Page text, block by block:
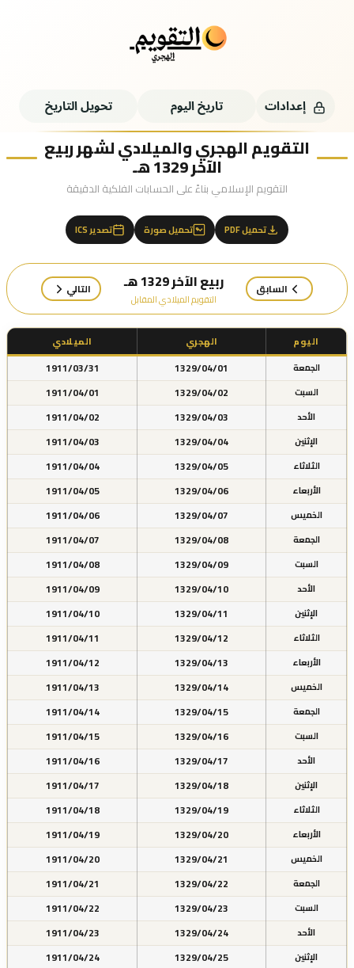
إعدادات تاريخ اليوم تحويل التاريخ
التقويم الهجري والميلادي لشهر ربيع
الآخر 1329 هـ
التقويم الإسلامي بناءً على الحسابات الفلكية الدقيقة
تحميل PDF تحميل صورة تصدير ICS
السابق ربيع الآخر 1329 هـ
التقويم الميلادي المقابل
التالي
اليوم الهجري
الميلادي
الجمعة
1329/04/01
1911/03/31
السبت 1329/04/02
1911/04/01
الأحد 1329/04/03
1911/04/02
الإثنين 1329/04/04
1911/04/03
الثلاثاء 1329/04/05
1911/04/04
الأربعاء 1329/04/06
1911/04/05
الخميس 1329/04/07
1911/04/06
الجمعة 1329/04/08
1911/04/07
السبت 1329/04/09
1911/04/08
الأحد 1329/04/10
1911/04/09
الإثنين 1329/04/11
1911/04/10
الثلاثاء 1329/04/12
1911/04/11
الأربعاء 1329/04/13
1911/04/12
الخميس 1329/04/14
1911/04/13
الجمعة 1329/04/15
1911/04/14
السبت 1329/04/16
1911/04/15
الأحد 1329/04/17
1911/04/16
الإثنين 1329/04/18
1911/04/17
الثلاثاء 1329/04/19
1911/04/18
الأربعاء 1329/04/20
1911/04/19
الخميس 1329/04/21
1911/04/20
الجمعة 1329/04/22
1911/04/21
السبت 1329/04/23
1911/04/22
الأحد 1329/04/24
1911/04/23
الإثنين 1329/04/25
1911/04/24